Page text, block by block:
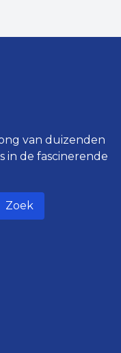
van duizenden
in de fascinerende
Zoek